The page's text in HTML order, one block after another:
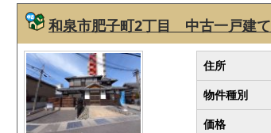
和泉市肥子町2丁目 中古一戸建て
住所
物件種別
価格